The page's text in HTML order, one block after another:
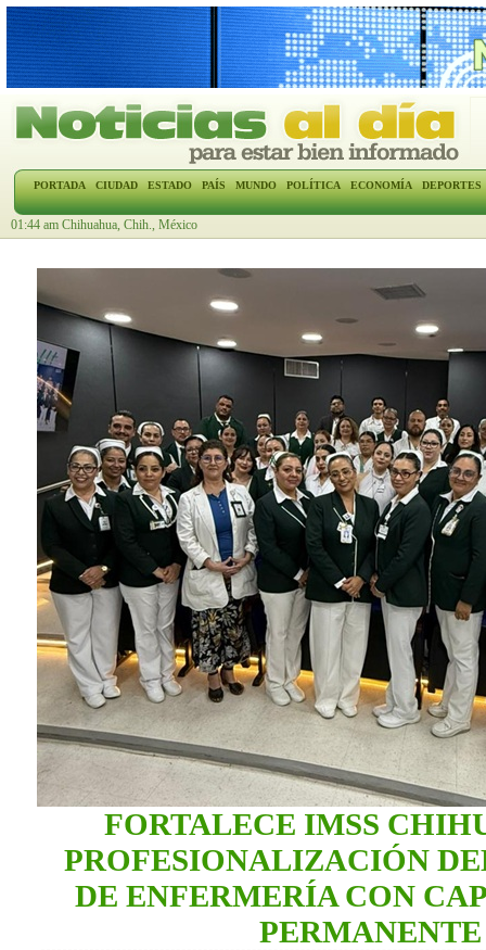
PORTADA CIUDAD ESTADO PAÍS MUNDO POLÍTICA ECONOMÍA DEPORTES
01:44 am Chihuahua, Chih., México
FORTALECE IMSS
PROFESIONALIZACIÓN
DE ENFERMERÍA CON
PERMANENTE